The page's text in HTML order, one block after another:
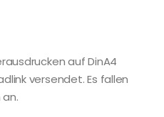
auf DinA4
versendet. Es fallen